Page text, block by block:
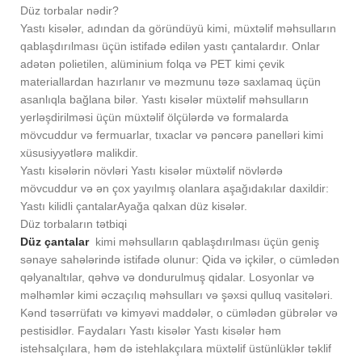
Düz torbalar nədir?
Yastı kisələr, adından da göründüyü kimi, müxtəlif məhsulların
qablaşdırılması üçün istifadə edilən yastı çantalardır. Onlar
adətən polietilen, alüminium folqa və PET kimi çevik
materiallardan hazırlanır və məzmunu təzə saxlamaq üçün
asanlıqla bağlana bilər. Yastı kisələr müxtəlif məhsulların
yerləşdirilməsi üçün müxtəlif ölçülərdə və formalarda
mövcuddur və fermuarlar, tıxaclar və pəncərə panelləri kimi
xüsusiyyətlərə malikdir.
Yastı kisələrin növləri Yastı kisələr müxtəlif növlərdə
mövcuddur və ən çox yayılmış olanlara aşağıdakılar daxildir:
Yastı kilidli çantalarAyağa qalxan düz kisələr.
Düz torbaların tətbiqi
Düz çantalar kimi məhsulların qablaşdırılması üçün geniş
sənaye sahələrində istifadə olunur: Qida və içkilər, o cümlədən
qəlyanaltılar, qəhvə və dondurulmuş qidalar. Losyonlar və
məlhəmlər kimi əczaçılıq məhsulları və şəxsi qulluq vasitələri.
Kənd təsərrüfatı və kimyəvi maddələr, o cümlədən gübrələr və
pestisidlər. Faydaları Yastı kisələr Yastı kisələr həm
istehsalçılara, həm də istehlakçılara müxtəlif üstünlüklər təklif